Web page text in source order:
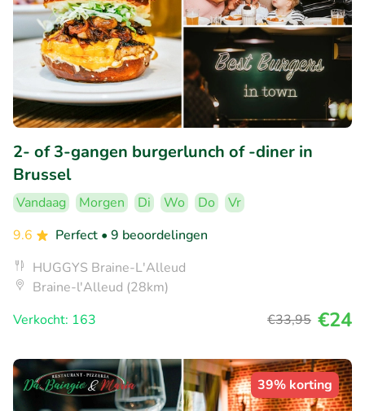
2- of 3-gangen burgerlunch of -diner in
Brussel
Vandaag Morgen Di Wo Do
Vr
9.6
Perfect • 9 beoordelingen
HUGGYS Braine-L'Alleud
Braine-l'Alleud (28km)
Verkocht: 163
€33,95 €24
39% korting